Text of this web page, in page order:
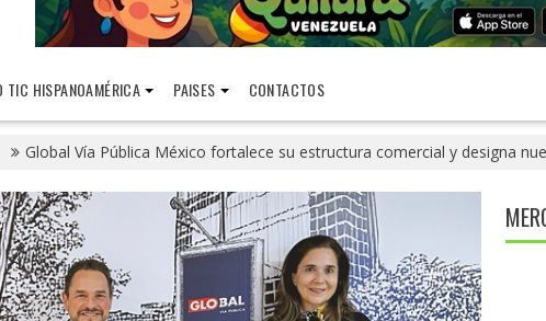
TIC HISPANOAMÉRICA PAISES CONTACTOS
Global Vía Pública México fortalece su estructura comercial y designa